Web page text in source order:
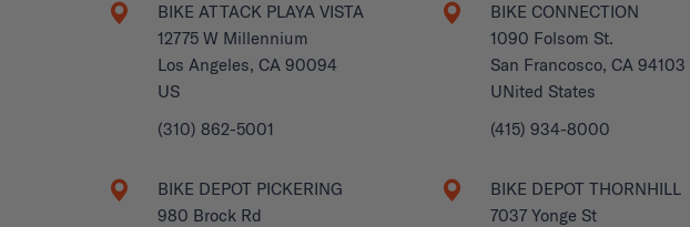
BIKE ATTACK PLAYA VISTA
12775 W Millennium
Los Angeles, CA 90094
US
(310) 862-5001
BIKE CONNECTION
1090 Folsom St.
San Francosco, CA 94103
UNited States
(415) 934-8000
BIKE DEPOT PICKERING
980 Brock Rd
BIKE DEPOT THORNHILL
7037 Yonge St